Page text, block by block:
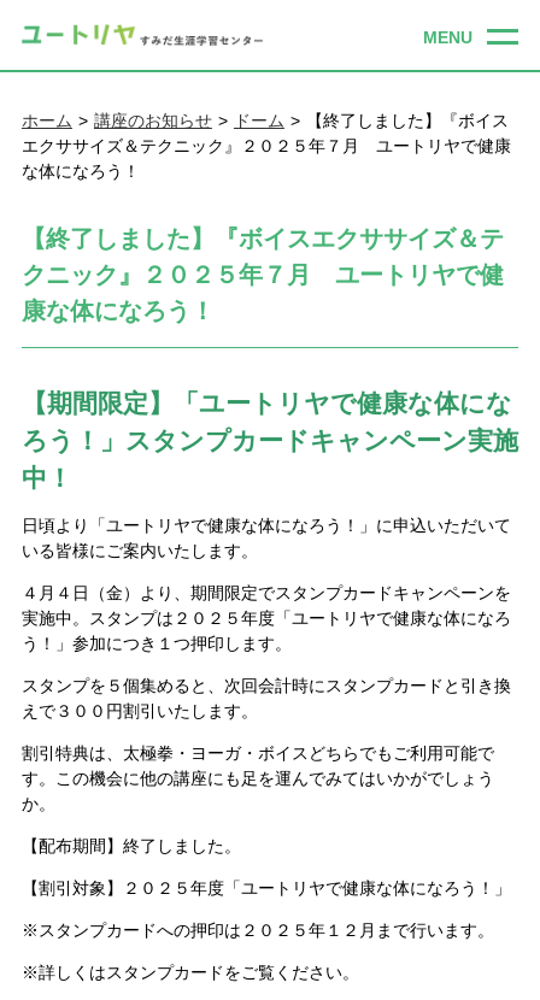
ホーム 講座のお知らせ ドーム
【終了しました】『ボイス
エクササイズ＆テクニック』２０２５年７月 ユートリヤで健康
な体になろう！
【終了しました】『ボイスエクササイズ＆テ
クニック』２０２５年７月 ユートリヤで健
康な体になろう！
【期間限定】「ユートリヤで健康な体にな
ろう！」スタンプカードキャンペーン実施
中！
日頃より「ユートリヤで健康な体になろう！」に申込いただいて
いる皆様にご案内いたします。
４月４日（金）より、期間限定でスタンプカードキャンペーンを
実施中。スタンプは２０２５年度「ユートリヤで健康な体になろ
う！」参加につき１つ押印します。
スタンプを５個集めると、次回会計時にスタンプカードと引き換
えで３００円割引いたします。
割引特典は、太極拳・ヨーガ・ボイスどちらでもご利用可能で
す。この機会に他の講座にも足を運んでみてはいかがでしょう
か。
【配布期間】終了しました。
【割引対象】２０２５年度「ユートリヤで健康な体になろう！」
※スタンプカードへの押印は２０２５年１２月まで行います。
※詳しくはスタンプカードをご覧ください。